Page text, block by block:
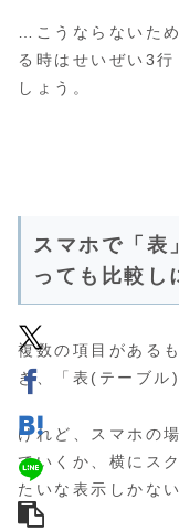
…こうならないた
る時はせいぜい3
しょう。
スマホで「表
っても比較し
複数の項目がある
き、「表(テーブル
けれど、スマホの
ていくか、横にス
たいな表示しかない